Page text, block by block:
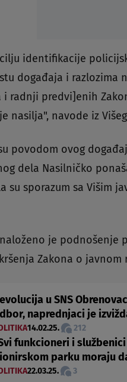
identifikacije
događaja i razlozima
i radnji predvi]enih
nasilja", navode iz
povodom ovog
dela Nasilničko
su sporazum sa Višim
je podnošenje
Zakona o javnom
u SNS
naprednjaci je
14.02.25. 212
funkcioneri i
parku moraju
22.03.25. 3